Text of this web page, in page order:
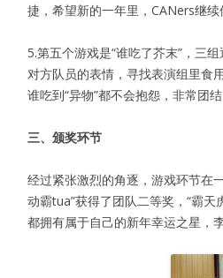
捷，希望新的一年里，CANers继
5.第五个游戏是“谁吃了芥末”，三
对方队员的表情，寻找表演组里食
谁吃到“异物”都不会抱怨，非常团
三、颁奖环节
经过紧张激烈的角逐，游戏环节在
动霸tua”获得了团队二等奖，“霸
都拥有属于自己的新年幸运之星，